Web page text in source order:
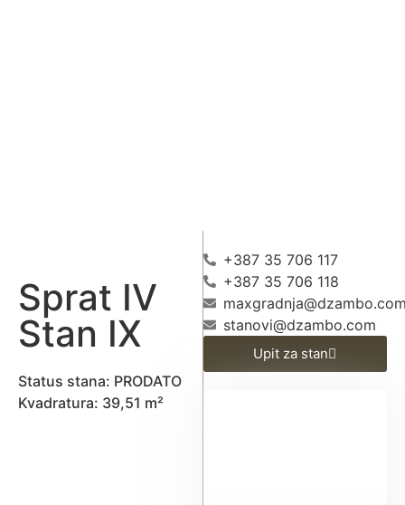
Sprat IV
Stan IX
Status stana: PRODATO
Kvadratura: 39,51 m²
+387 35 706 117
+387 35 706 118
stanovi@dzambo.com
Upit za stan